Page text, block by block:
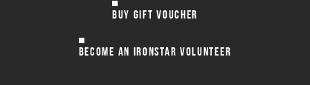
BUY GIFT VOUCHER
BECOME AN IRONSTAR VOLUNTEER